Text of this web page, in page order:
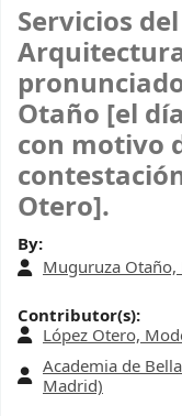
Servicios
Otaño [el
con motivo
Otero].
By:
Muguruza Otaño,
Contributor(s):
López Otero,
Academia de
Madrid)